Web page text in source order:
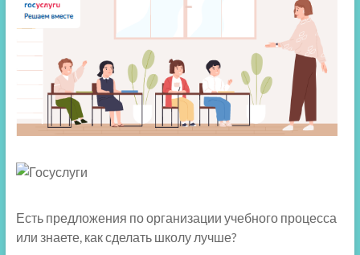
Есть предложения по организации учебного процесса
или знаете, как сделать школу лучше?